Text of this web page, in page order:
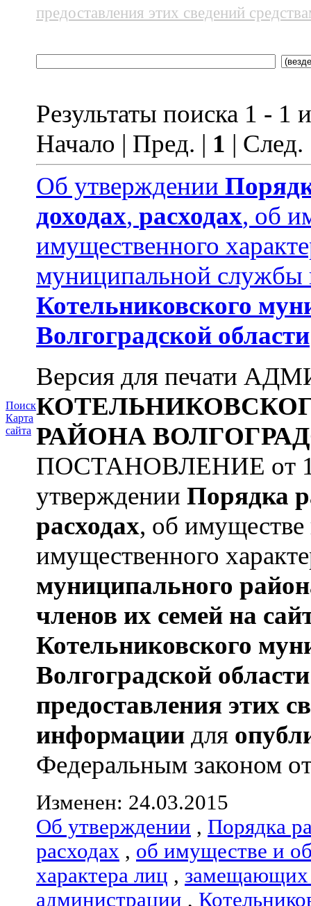
Поиск
Карта
сайта
предоставления этих сведений
Результаты поиска 1 - 1
Начало | Пред. | 1 |
Об утверждении
доходах, расходах, об
имущественного
муниципальной службы
Котельниковского
Волгоградской области
Версия для печати
РАЙОНА
ПОСТАНОВЛЕНИЕ от
утверждении Порядка
расходах, об имуществе
имущественного
муниципального
членов их семей на
Котельниковского
Волгоградской области
предоставления этих
информации для
Федеральным законом
Изменен: 24.03.2015
Об утверждении , Порядка
расходах , об имуществе и
характера лиц , замещающих
администрации ,